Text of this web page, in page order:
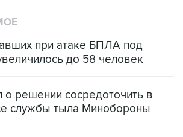
при атаке БПЛА под
до 58 человек
о решении сосредоточить в
службы тыла Минобороны